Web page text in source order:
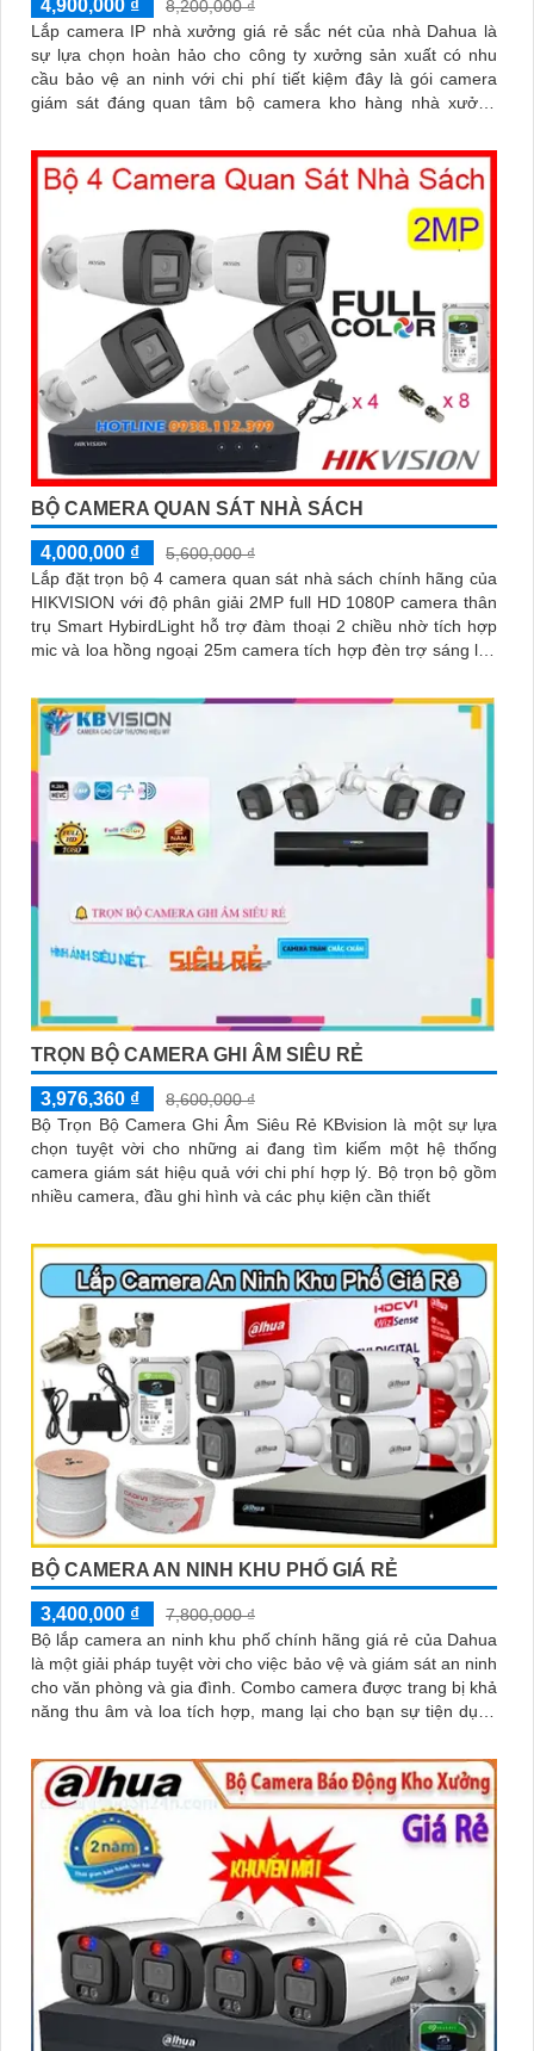
4,900,000 ₫
8,200,000 ₫
Lắp camera IP nhà xưởng giá rẻ sắc nét của nhà Dahua là
sự lựa chọn hoàn hảo cho công ty xưởng sản xuất có nhu
cầu bảo vệ an ninh với chi phí tiết kiệm đây là gói camera
giám sát đáng quan tâm bộ camera kho hàng nhà xưởng
cao cho người dùng với bộ camera camera IP Dahua bảo vệ
an ninh cho xưởng sản xuất tuyệt đối.
BỘ CAMERA QUAN SÁT NHÀ SÁCH
4,000,000 ₫
5,600,000 ₫
Lắp đặt trọn bộ 4 camera quan sát nhà sách chính hãng của
HIKVISION với độ phân giải 2MP full HD 1080P camera thân
trụ Smart HybirdLight hỗ trợ đàm thoại 2 chiều nhờ tích hợp
mic và loa hồng ngoại 25m camera tích hợp đèn trợ sáng lên
TRỌN BỘ CAMERA GHI ÂM SIÊU RẺ
3,976,360 ₫
8,600,000 ₫
Bộ Trọn Bộ Camera Ghi Âm Siêu Rẻ KBvision là một sự lựa
chọn tuyệt vời cho những ai đang tìm kiếm một hệ thống
camera giám sát hiệu quả với chi phí hợp lý. Bộ trọn bộ gồm
nhiều camera, đầu ghi hình và các phụ kiện cần thiết
BỘ CAMERA AN NINH KHU PHỐ GIÁ RẺ
3,400,000 ₫
7,800,000 ₫
Bộ lắp camera an ninh khu phố chính hãng giá rẻ của Dahua
là một giải pháp tuyệt vời cho việc bảo vệ và giám sát an ninh
cho văn phòng và gia đình. Combo camera được trang bị khả
năng thu âm và loa tích hợp, mang lại cho bạn sự tiện dụng